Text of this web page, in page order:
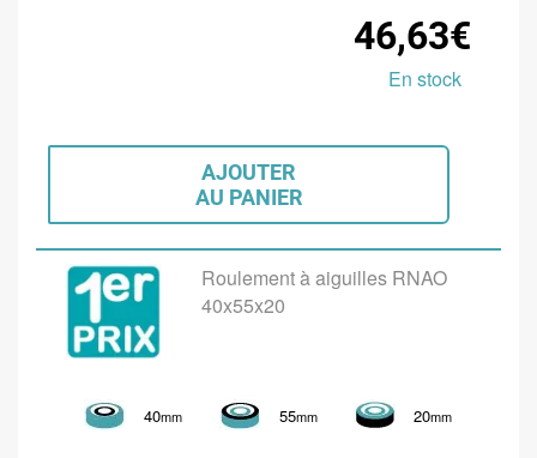
46,63€
En stock
AJOUTER
AU PANIER
Roulement à aiguilles RNAO
40x55x20
40mm 55mm 20mm